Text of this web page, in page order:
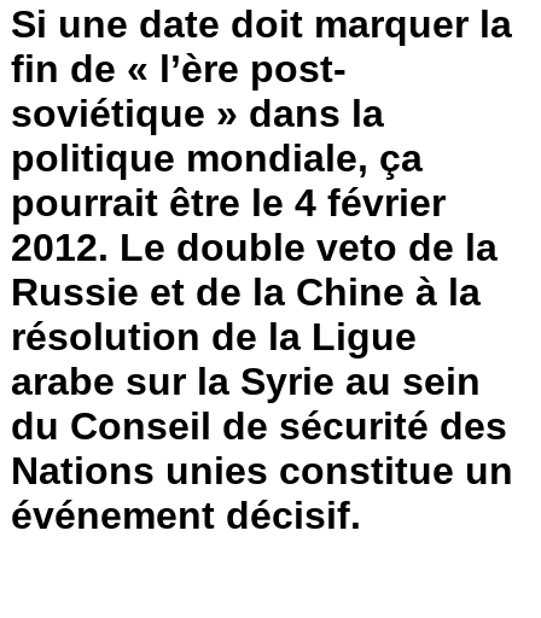
Si une date doit marquer la
fin de « l’ère post-
soviétique » dans la
politique mondiale, ça
pourrait être le 4 février
2012. Le double veto de la
Russie et de la Chine à la
résolution de la Ligue
arabe sur la Syrie au sein
du Conseil de sécurité des
Nations unies constitue un
événement décisif.